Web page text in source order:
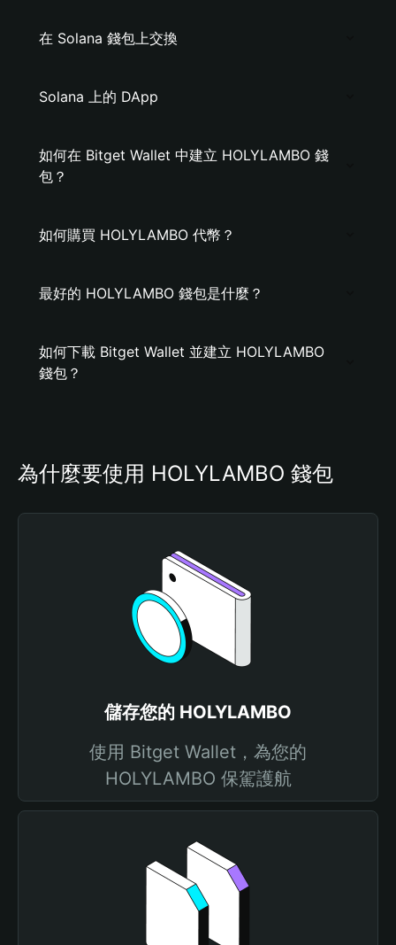
在 Solana 錢包上交換
Solana 上的 DApp
如何在 Bitget Wallet 中建立 HOLYLAMBO 錢
包？
如何購買 HOLYLAMBO 代幣？
最好的 HOLYLAMBO 錢包是什麼？
如何下載 Bitget Wallet 並建立 HOLYLAMBO
錢包？
為什麼要使用 HOLYLAMBO 錢包
儲存您的 HOLYLAMBO
使用 Bitget Wallet，為您的
HOLYLAMBO 保駕護航